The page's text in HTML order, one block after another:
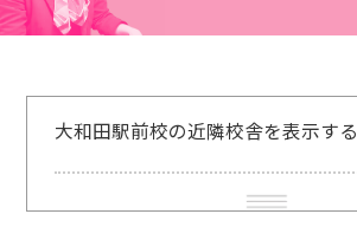
大和田駅前校の近隣校舎を表示する